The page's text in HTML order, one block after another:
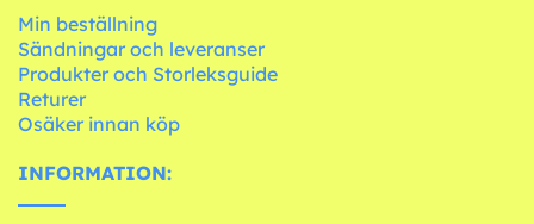
Min beställning
Sändningar och leveranser
Produkter och Storleksguide
Returer
Osäker innan köp
INFORMATION: